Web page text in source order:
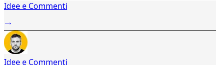
Idee e Commenti
Idee e Commenti